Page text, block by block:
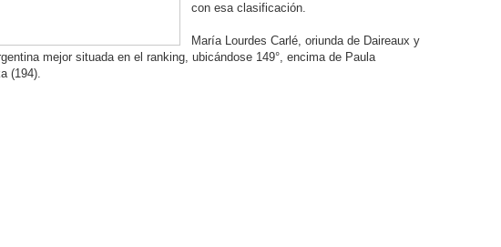
con esa clasificación.
María Lourdes Carlé, oriunda de Daireaux y
mejor situada en el ranking, ubicándose 149°, encima de Paula
(194).